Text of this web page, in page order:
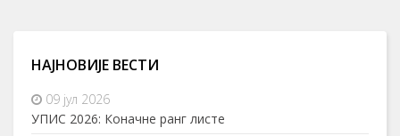
НАЈНОВИЈЕ ВЕСТИ
09 јул 2026
УПИС 2026: Коначне ранг листе